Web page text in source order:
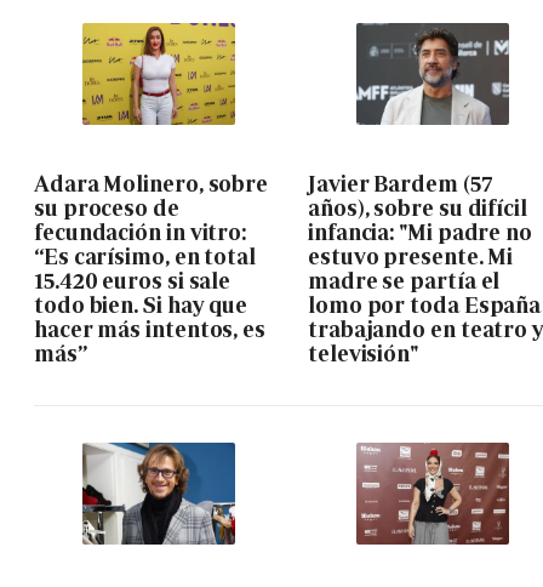
Adara Molinero, sobre
su proceso de
fecundación in vitro:
“Es carísimo, en total
15.420 euros si sale
todo bien. Si hay que
hacer más intentos, es
más”
Javier Bardem (57
años), sobre su difícil
infancia: "Mi padre no
estuvo presente. Mi
madre se partía el
lomo por toda España
trabajando en teatro
televisión"